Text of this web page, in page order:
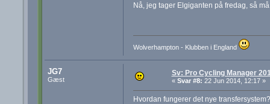
Nå, jeg tager Elgiganten på fredag, så
Wolverhampton - Klubben i England
JG7
Gæst
Sv: Pro Cycling Manager
« Svar #8: 22 Jun 2014, 12:17 »
Hvordan fungerer det nye transfersystem?